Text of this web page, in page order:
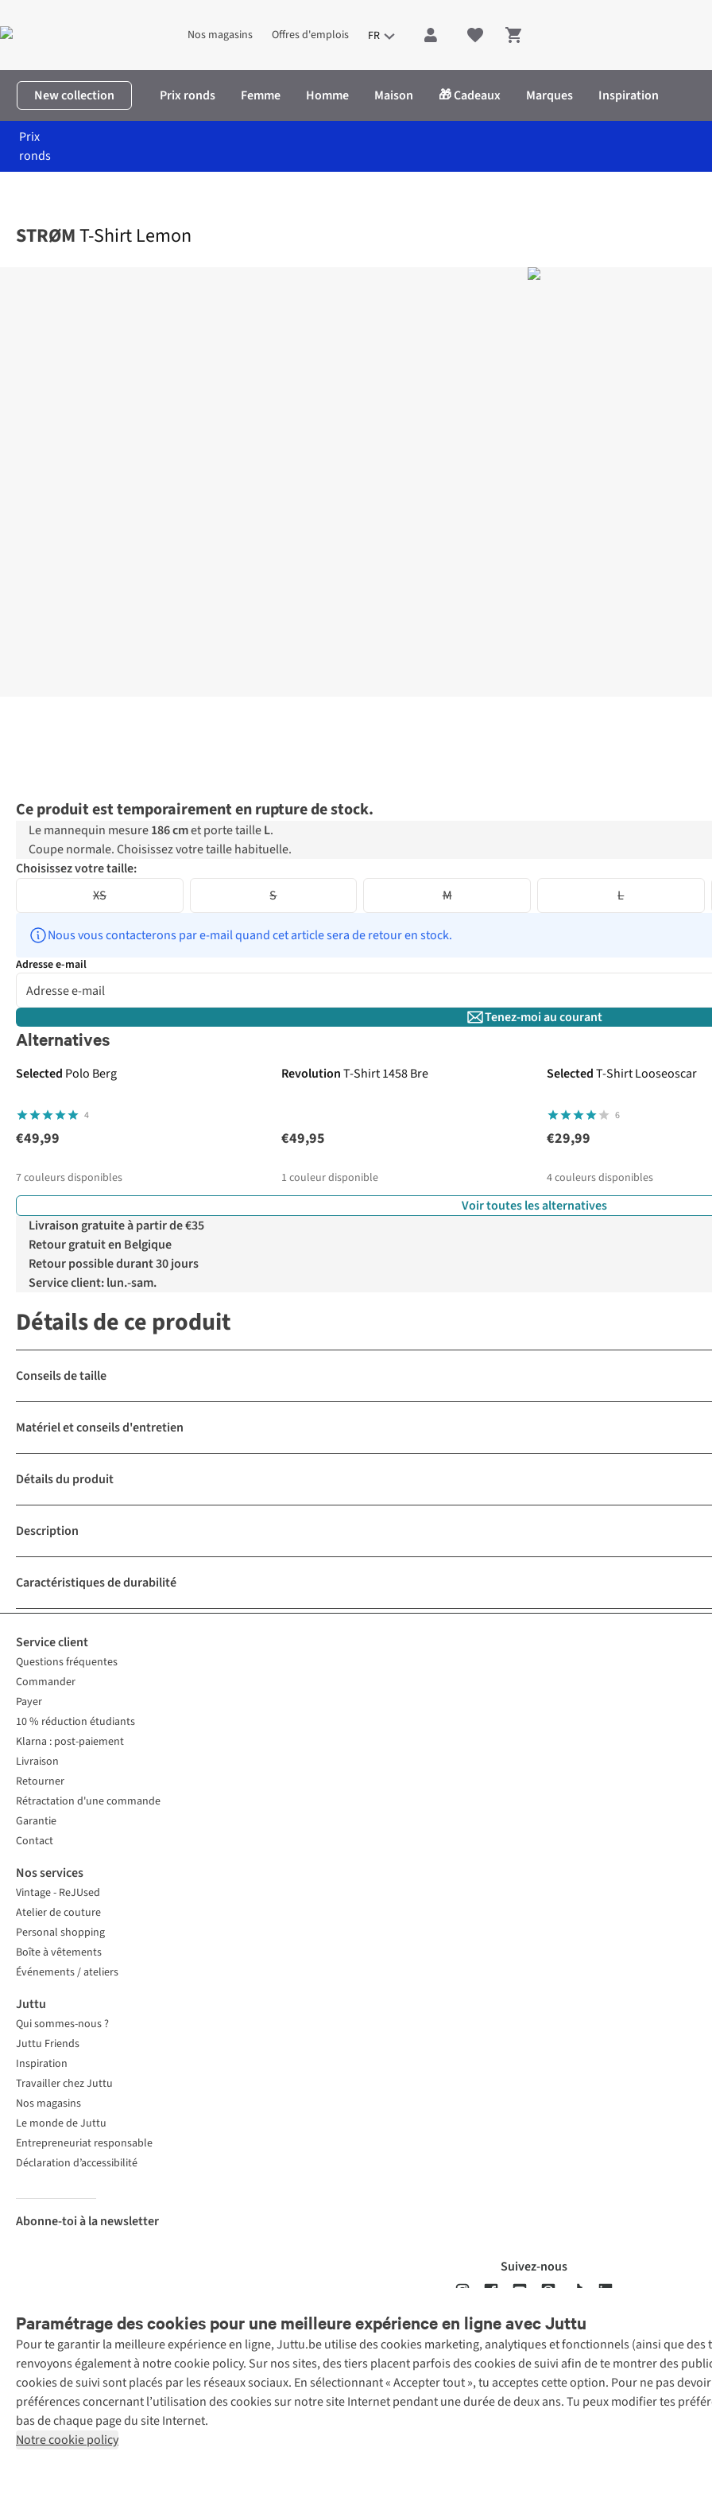
Nos magasins Offres d'emplois FR Shopping cart
New collection Prix ronds Femme Homme Maison 🎁 Cadeaux Marques Inspiration
Prix
ronds
STRØMT-Shirt Lemon
Ce produit est temporairement en rupture de stock.
Le mannequin mesure186 cmet porte tailleL.
Coupe normale. Choisissez votre taille habituelle.
Choisissez votre taille:
XS
S M L
Nous vous contacterons par e-mail quand cet article sera de retour en stock.
Adresse e-mail
Tenez-moi au courant
Alternatives
Selected Polo Berg
4
€49,99
7couleurs disponibles
RevolutionT-Shirt 1458 Bre
€49,95
1 couleur disponible
SelectedT-Shirt Looseoscar
6
€29,99
4couleurs disponibles
Voir toutes les alternatives
Livraison gratuite à partir de €35
Retour gratuit en Belgique
Retour possible durant 30 jours
Service client: lun.-sam.
Détails de ce produit
Conseils de taille
Matériel et conseils d'entretien
Détails du produit
Description
Caractéristiques de durabilité
Paramétrage des cookies pour une meilleure expérience en ligne avec Juttu
Pour te garantir la meilleure expérience en ligne, Juttu.be utilise des cookies marketing, analytiques et fonctionnels (ainsi que
renvoyons également à notre cookie policy. Sur nos sites, des tiers placent parfois des cookies de suivi afin de te montrer des
cookies de suivi sont placés par les réseaux sociaux. En sélectionnant « Accepter tout », tu acceptes cette option. Pour ne pas
préférences concernant l’utilisation des cookies sur notre site Internet pendant une durée de deux ans. Tu peux modifier tes
bas de chaque page du site Internet.
Notre cookie policy
Service client
Questions fréquentes
Commander
Payer
10 % réduction étudiants
Klarna : post-paiement
Livraison
Retourner
Rétractation d'une commande
Garantie
Contact
Nos services
Vintage - ReJUsed
Atelier de couture
Personal shopping
Boîte à vêtements
Événements / ateliers
Juttu
Qui sommes-nous ?
Juttu Friends
Inspiration
Travailler chez Juttu
Nos magasins
Le monde de Juttu
Entrepreneuriat responsable
Déclaration d’accessibilité
Abonne-toi à la newsletter
Suivez-nous
Mentions légales Politique de confidentialté Conditions générales Cookie
Retail Concepts
N.V.,
Smallandlaan
9, 2660